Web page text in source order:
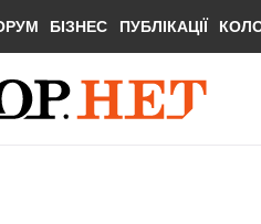
БІЗНЕС ПУБЛІКАЦІЇ